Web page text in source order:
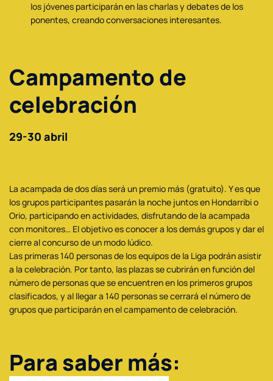
los jóvenes participarán en las charlas y debates de los
ponentes, creando conversaciones interesantes.
Campamento de
celebración
29-30 abril
La acampada de dos días será un premio más (gratuito). Y es que
los grupos participantes pasarán la noche juntos en Hondarribi o
Orio, participando en actividades, disfrutando de la acampada
con monitores… El objetivo es conocer a los demás grupos y dar el
cierre al concurso de un modo lúdico.
Las primeras 140 personas de los equipos de la Liga podrán asistir
a la celebración. Por tanto, las plazas se cubrirán en función del
número de personas que se encuentren en los primeros grupos
clasificados, y al llegar a 140 personas se cerrará el número de
grupos que participarán en el campamento de celebración.
Para saber más: